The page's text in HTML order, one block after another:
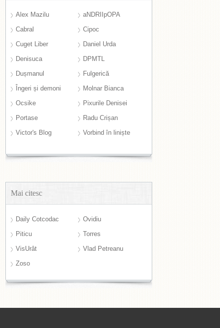
Alex Mazilu
aNDRIIpOPA
Cabral
Cipoc
Cuget Liber
Daniel Urda
Denisuca
DPMTL
Dușmanul
Fulgerică
Îngeri și demoni
Molnar Bianca
Ocsike
Pixurile Denisei
Portase
Radu Crișan
Victor's Blog
Vorbind în liniște
Mai citesc
Daily Cotcodac
Ovidiu
Piticu
Torres
VisUrât
Vlad Petreanu
Zoso